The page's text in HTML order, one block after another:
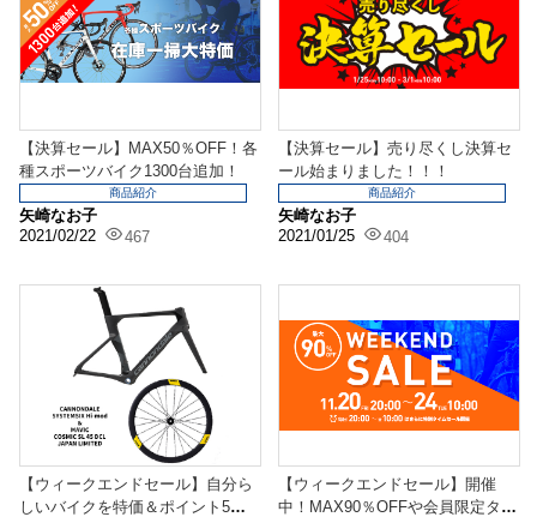
【決算セール】MAX50％OFF！各
種スポーツバイク1300台追加！
矢崎なお子
2021/02/22
467
商品紹介
【決算セール】売り尽くし決算セ
ール始まりました！！！
矢崎なお子
2021/01/25
404
商品紹介
【ウィークエンドセール】自分ら
しいバイクを特価＆ポイント5倍
【ウィークエンドセール】開催
中！MAX90％OFFや会員限定タイ